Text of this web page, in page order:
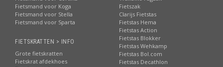
Fietsmand voor Koga
Fietsmand voor Stella
Fietsmand voor Sparta
FIETSKRATTEN > INFO
Grote fietskratten
Fietskrat afdekhoes
Fietszak
Clarijs Fietstas
Fietstas Hema
Fietstas Action
Fietstas Blokker
Fietstas Wehkamp
Fietstas Bol.com
Fietstas Decathlon